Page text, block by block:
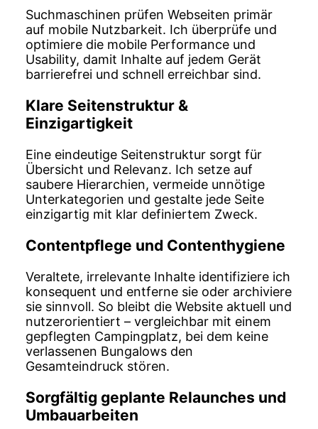
Suchmaschinen prüfen Webseiten primär
auf mobile Nutzbarkeit. Ich überprüfe und
optimiere die mobile Performance und
Usability, damit Inhalte auf jedem Gerät
barrierefrei und schnell erreichbar sind.
Klare Seitenstruktur &
Einzigartigkeit
Eine eindeutige Seitenstruktur sorgt für
Übersicht und Relevanz. Ich setze auf
saubere Hierarchien, vermeide unnötige
Unterkategorien und gestalte jede Seite
einzigartig mit klar definiertem Zweck.
Contentpflege und Contenthygiene
Veraltete, irrelevante Inhalte identifiziere ich
konsequent und entferne sie oder archiviere
sie sinnvoll. So bleibt die Website aktuell und
nutzerorientiert – vergleichbar mit einem
gepflegten Campingplatz, bei dem keine
verlassenen Bungalows den
Gesamteindruck stören.
Sorgfältig geplante Relaunches und
Umbauarbeiten